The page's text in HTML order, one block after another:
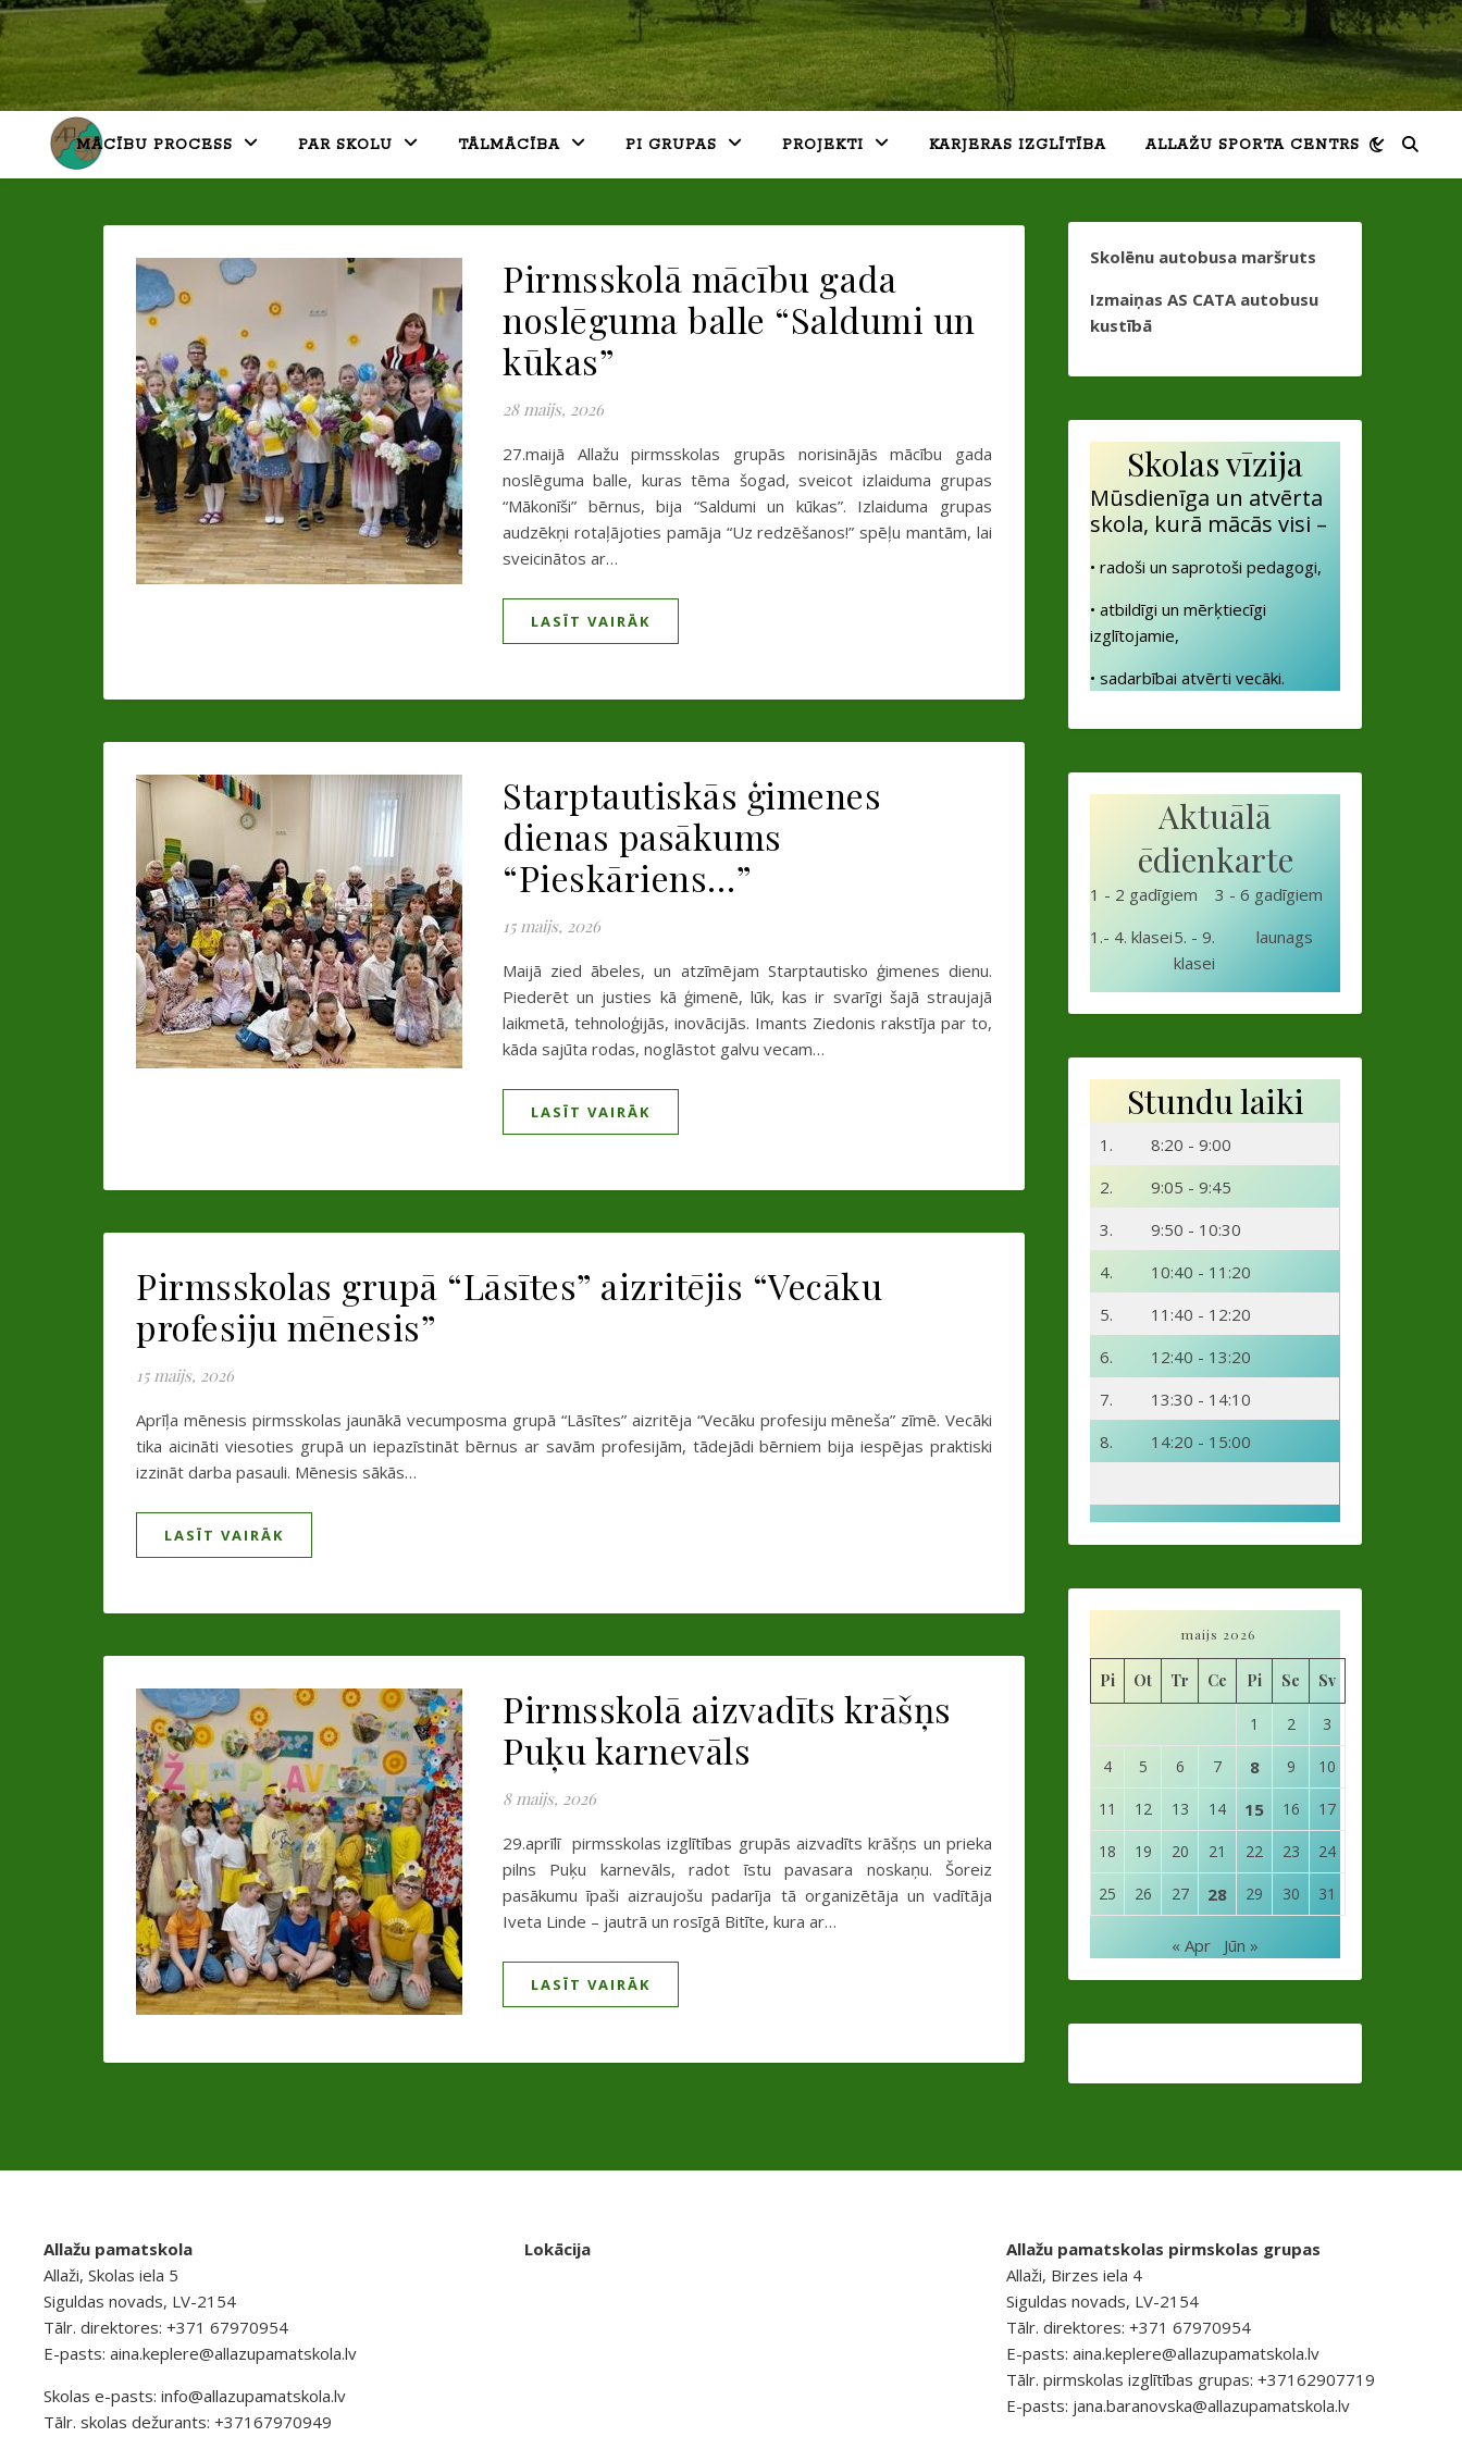
MĀCĪBU PROCESS PAR SKOLU TĀLMĀCĪBA PI GRUPAS PROJEKTI KARJERAS IZGLĪTĪBA ALLAŽU SPORTA CENTRS
Pirmsskolā mācību gada
noslēguma balle “Saldumi un
kūkas”
28 maijs, 2026
27.maijā Allažu pirmsskolas grupās norisinājās mācību gada
noslēguma balle, kuras tēma šogad, sveicot izlaiduma grupas
“Mākonīši” bērnus, bija “Saldumi un kūkas”. Izlaiduma grupas
audzēkņi rotaļājoties pamāja “Uz redzēšanos!” spēļu mantām, lai
sveicinātos ar…
LASĪT VAIRĀK
Starptautiskās ģimenes
dienas pasākums
“Pieskāriens…”
15 maijs, 2026
Maijā zied ābeles, un atzīmējam Starptautisko ģimenes dienu.
Piederēt un justies kā ģimenē, lūk, kas ir svarīgi šajā straujajā
laikmetā, tehnoloģijās, inovācijās. Imants Ziedonis rakstīja par to,
kāda sajūta rodas, noglāstot galvu vecam…
LASĪT VAIRĀK
Pirmsskolas grupā “Lāsītes” aizritējis “Vecāku
profesiju mēnesis”
15 maijs, 2026
Aprīļa mēnesis pirmsskolas jaunākā vecumposma grupā “Lāsītes” aizritēja “Vecāku profesiju mēneša” zīmē. Vecāki
tika aicināti viesoties grupā un iepazīstināt bērnus ar savām profesijām, tādejādi bērniem bija iespējas praktiski
izzināt darba pasauli. Mēnesis sākās…
LASĪT VAIRĀK
Pirmsskolā aizvadīts krāšņs
Puķu karnevāls
8 maijs, 2026
29.aprīlī pirmsskolas izglītības grupās aizvadīts krāšņs un prieka
pilns Puķu karnevāls, radot īstu pavasara noskaņu. Šoreiz
pasākumu īpaši aizraujošu padarīja tā organizētāja un vadītāja
Iveta Linde – jautrā un rosīgā Bitīte, kura ar…
LASĪT VAIRĀK
Skolēnu autobusa maršruts
Izmaiņas AS CATA autobusu
kustībā
Skolas vīzija
Mūsdienīga un atvērta
skola, kurā mācās visi –
• radoši un saprotoši pedagogi,
• atbildīgi un mērķtiecīgi
izglītojamie,
• sadarbībai atvērti vecāki.
Aktuālā
ēdienkarte
1 - 2 gadīgiem
3 - 6 gadīgiem
1.- 4. klasei5. - 9.
klasei
launags
Stundu laiki
1.
8:20 - 9:00
2.
9:05 - 9:45
3.
9:50 - 10:30
4.
10:40 - 11:20
5.
11:40 - 12:20
6.
12:40 - 13:20
7.
13:30 - 14:10
8.
14:20 - 15:00
maijs 2026
Pi Ot Tr Ce Pi Se Sv
1 2 3
4 5 6 7 8 9 10
11 12 13 14 15 16 17
18 19 20 21 22 23 24
25 26 27 28 29 30 31
« Apr Jūn »
Allažu pamatskola
Allaži, Skolas iela 5
Siguldas novads, LV-2154
Tālr. direktores: +371 67970954
E-pasts: aina.keplere@allazupamatskola.lv
Skolas e-pasts: info@allazupamatskola.lv
Tālr. skolas dežurants: +37167970949
Lokācija
Allažu pamatskolas pirmskolas grupas
Allaži, Birzes iela 4
Siguldas novads, LV-2154
Tālr. direktores: +371 67970954
E-pasts: aina.keplere@allazupamatskola.lv
Tālr. pirmskolas izglītības grupas: +37162907719
E-pasts: jana.baranovska@allazupamatskola.lv